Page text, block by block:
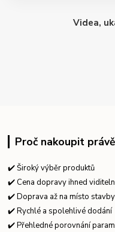
Videa,
Proč nakoupit
✔️ Široký výběr produktů
✔️ Cena dopravy ihned
✔️ Doprava až na místo stavby
✔️ Rychlé a spolehlivé dodání
✔️ Přehledné porovnání